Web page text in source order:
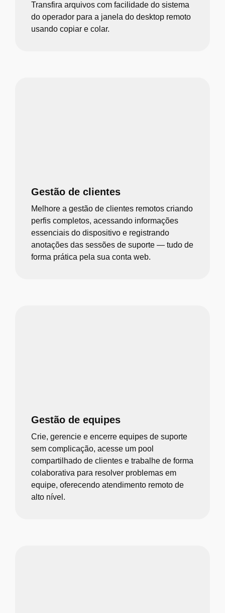
Transfira arquivos com facilidade do sistema
do operador para a janela do desktop remoto
usando copiar e colar.
Gestão de clientes
Melhore a gestão de clientes remotos criando
perfis completos, acessando informações
essenciais do dispositivo e registrando
anotações das sessões de suporte — tudo de
forma prática pela sua conta web.
Gestão de equipes
Crie, gerencie e encerre equipes de suporte
sem complicação, acesse um pool
compartilhado de clientes e trabalhe de forma
colaborativa para resolver problemas em
equipe, oferecendo atendimento remoto de
alto nível.